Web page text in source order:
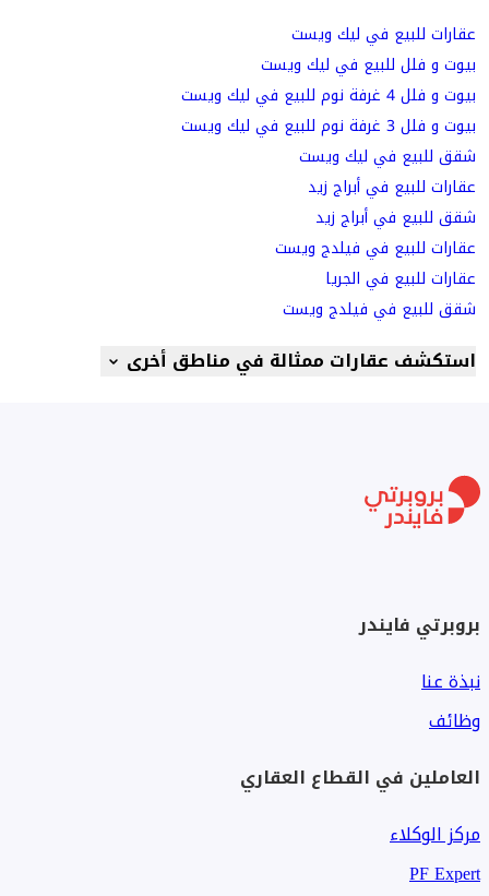
عقارات للبيع في ليك ويست
بيوت و فلل للبيع في ليك ويست
بيوت و فلل 4 غرفة نوم للبيع في ليك ويست
بيوت و فلل 3 غرفة نوم للبيع في ليك ويست
شقق للبيع في ليك ويست
عقارات للبيع في أبراج زيد
شقق للبيع في أبراج زيد
عقارات للبيع في فيلدج ويست
عقارات للبيع في الجريا
شقق للبيع في فيلدج ويست
استكشف عقارات ممثالة في مناطق أخرى
بروبرتي فايندر
نبذة عنا
وظائف
العاملين في القطاع العقاري
مركز الوكلاء
PF Expert